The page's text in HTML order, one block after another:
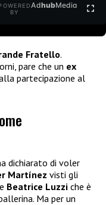
POWERED
BY
AdhubMedia
Fratello.
pare che un ex
partecipazione al
dichiarato di voler
Martínez visti gli
Beatrice Luzzi che è
Ma per un